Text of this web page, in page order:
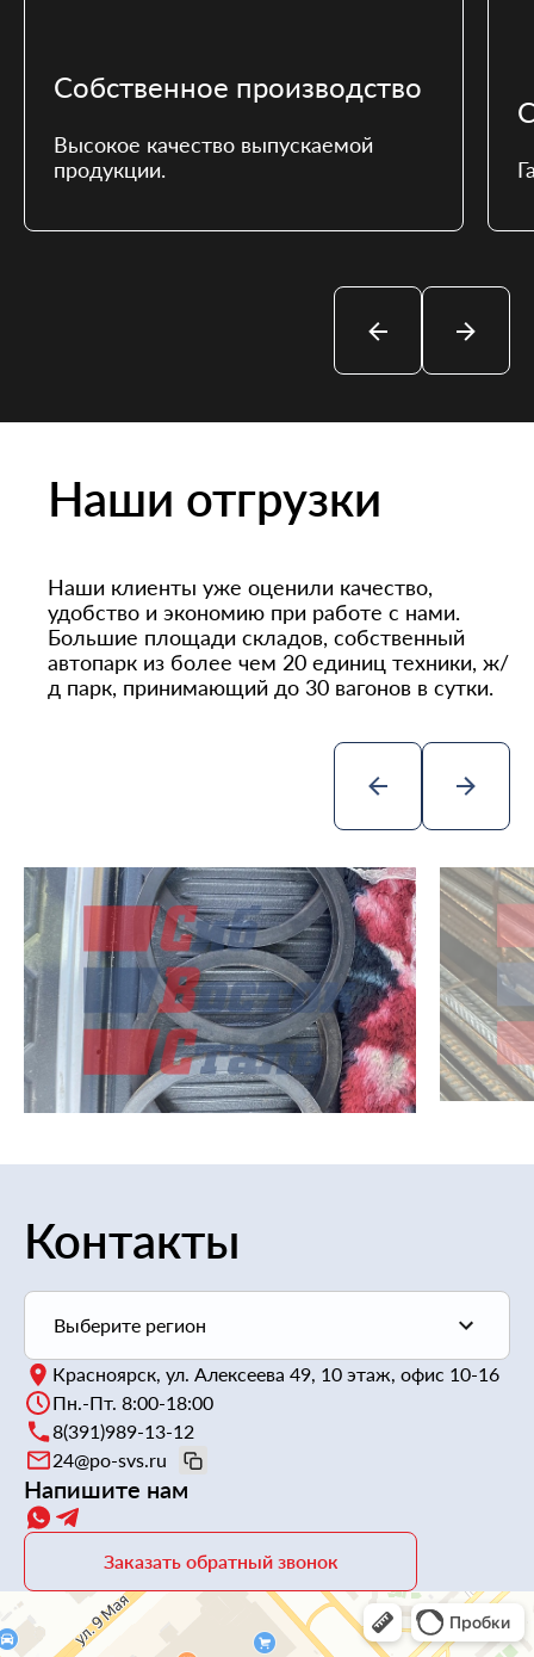
Собственное производство
Высокое качество выпускаемой
продукции.
Наши отгрузки
Наши клиенты уже оценили качество,
удобство и экономию при работе с нами.
Большие площади складов, собственный
автопарк из более чем 20 единиц техники, ж/
д парк, принимающий до 30 вагонов в сутки.
Контакты
Выберите регион
Выберите регион
Красноярск
Иркутск
Якутск
Красноярск, ул. Алексеева 49, 10 этаж, офис 10-16
Пн.-Пт. 8:00-18:00
8(391)989-13-12
24@po-svs.ru
Напишите нам
Заказать обратный звонок